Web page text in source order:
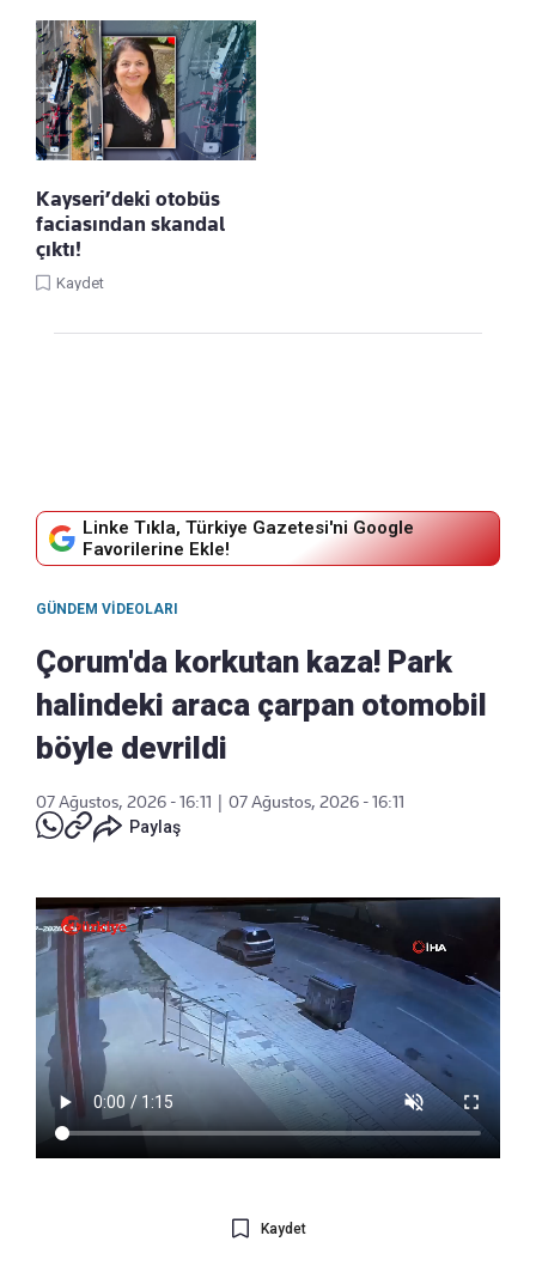
Kayseri’deki otobüs
faciasından skandal
çıktı!
Kaydet
Linke Tıkla, Türkiye Gazetesi'ni Google
Favorilerine Ekle!
GÜNDEM VIDEOLARI
Çorum'da korkutan kaza! Park
halindeki araca çarpan otomobil
böyle devrildi
07 Ağustos, 2026 - 16:11
07 Ağustos, 2026 - 16:11
Paylaş
Kaydet